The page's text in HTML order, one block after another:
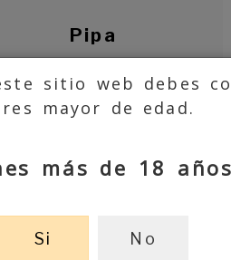
Pipa
per als
vocació, amb
d’articles per al
aquí tenim tota
sitio web debes
mayor de edad.
más de 18
Si No